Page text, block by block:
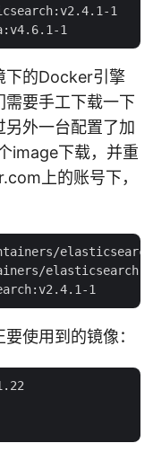
1
下的Docker引擎
要手工下载一下
外一台配置了加
image下载，并重
上的账号下，
使用到的镜像：